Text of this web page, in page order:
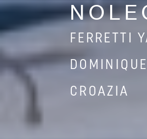
FERRETTI
DOMINIQUE
CROAZIA